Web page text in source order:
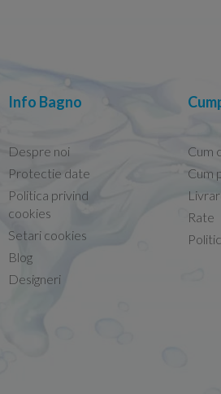
Info Bagno
Despre noi
Protectie date
Politica privind
cookies
Setari cookies
Blog
Designeri
Cum
Cum
Rate